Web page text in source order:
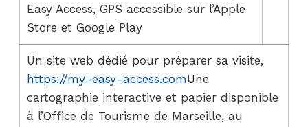
Easy Access, GPS accessible sur l’Apple
Store et Google Play
Un site web dédié pour préparer sa visite,
https://my-easy-access.comUne
cartographie interactive et papier disponible
à l’Office de Tourisme de Marseille, au